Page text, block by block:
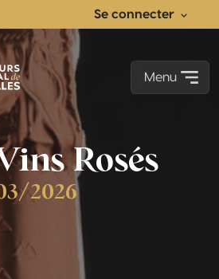
Se connecter
Menu
Rosés
2026